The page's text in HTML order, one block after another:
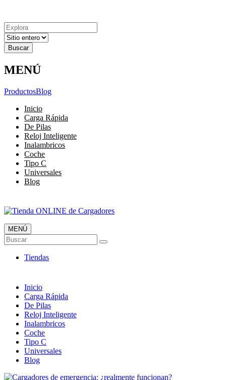
Resultados
para
MENÚ
ProductosBlog
Inicio
Carga Rápida
De Pilas
Reloj Inteligente
Inalambricos
Coche
Tipo C
Universales
Blog
Tienda ONLINE de Cargadores
Más Baratos
MENÚ
Buscar
Tiendas
Inicio
Carga Rápida
De Pilas
Reloj Inteligente
Inalambricos
Coche
Tipo C
Universales
Blog